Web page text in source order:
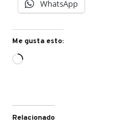
WhatsApp
Me gusta esto:
Cargando...
Relacionado